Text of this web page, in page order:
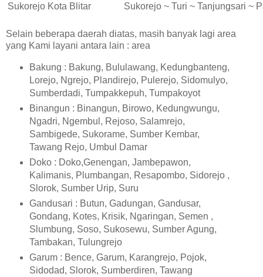
Sukorejo Kota Blitar Sukorejo ~ Turi ~ Tanjungsari ~
Selain beberapa daerah diatas, masih banyak lagi area
yang Kami layani antara lain : area
Bakung : Bakung, Bululawang, Kedungbanteng,
Lorejo, Ngrejo, Plandirejo, Pulerejo, Sidomulyo,
Sumberdadi, Tumpakkepuh, Tumpakoyot
Binangun : Binangun, Birowo, Kedungwungu,
Ngadri, Ngembul, Rejoso, Salamrejo,
Sambigede, Sukorame, Sumber Kembar,
Tawang Rejo, Umbul Damar
Doko : Doko,Genengan, Jambepawon,
Kalimanis, Plumbangan, Resapombo, Sidorejo ,
Slorok, Sumber Urip, Suru
Gandusari : Butun, Gadungan, Gandusar,
Gondang, Kotes, Krisik, Ngaringan, Semen ,
Slumbung, Soso, Sukosewu, Sumber Agung,
Tambakan, Tulungrejo
Garum : Bence, Garum, Karangrejo, Pojok,
Sidodad, Slorok, Sumberdiren, Tawang